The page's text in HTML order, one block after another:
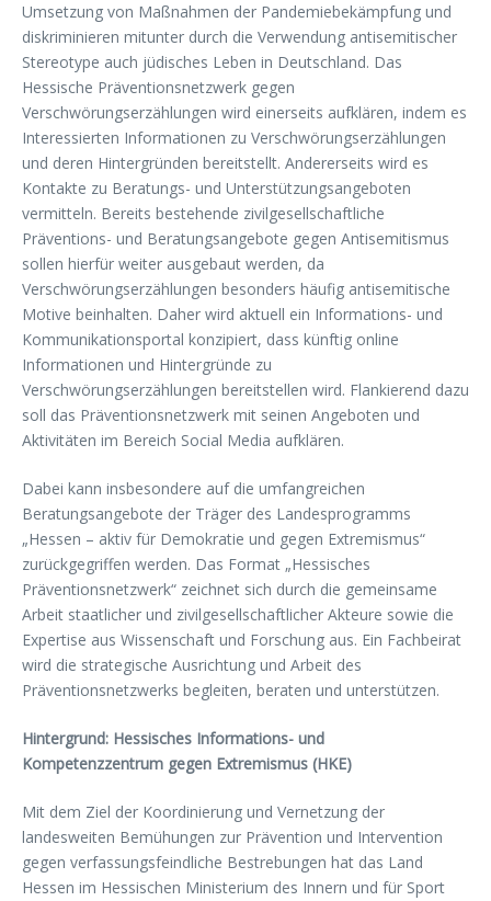
Umsetzung von Maßnahmen der Pandemiebekämpfung und
diskriminieren mitunter durch die Verwendung antisemitischer
Stereotype auch jüdisches Leben in Deutschland. Das
Hessische Präventionsnetzwerk gegen
Verschwörungserzählungen wird einerseits aufklären, indem es
Interessierten Informationen zu Verschwörungserzählungen
und deren Hintergründen bereitstellt. Andererseits wird es
Kontakte zu Beratungs- und Unterstützungsangeboten
vermitteln. Bereits bestehende zivilgesellschaftliche
Präventions- und Beratungsangebote gegen Antisemitismus
sollen hierfür weiter ausgebaut werden, da
Verschwörungserzählungen besonders häufig antisemitische
Motive beinhalten. Daher wird aktuell ein Informations- und
Kommunikationsportal konzipiert, dass künftig online
Informationen und Hintergründe zu
Verschwörungserzählungen bereitstellen wird. Flankierend dazu
soll das Präventionsnetzwerk mit seinen Angeboten und
Aktivitäten im Bereich Social Media aufklären.
Dabei kann insbesondere auf die umfangreichen
Beratungsangebote der Träger des Landesprogramms
„Hessen – aktiv für Demokratie und gegen Extremismus“
zurückgegriffen werden. Das Format „Hessisches
Präventionsnetzwerk“ zeichnet sich durch die gemeinsame
Arbeit staatlicher und zivilgesellschaftlicher Akteure sowie die
Expertise aus Wissenschaft und Forschung aus. Ein Fachbeirat
wird die strategische Ausrichtung und Arbeit des
Präventionsnetzwerks begleiten, beraten und unterstützen.
Hintergrund: Hessisches Informations- und
Kompetenzzentrum gegen Extremismus (HKE)
Mit dem Ziel der Koordinierung und Vernetzung der
landesweiten Bemühungen zur Prävention und Intervention
gegen verfassungsfeindliche Bestrebungen hat das Land
Hessen im Hessischen Ministerium des Innern und für Sport